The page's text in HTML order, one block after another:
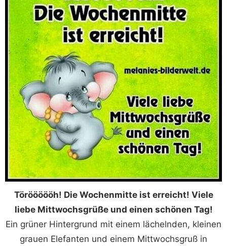
Töröööööh! Die Wochenmitte ist erreicht! Viele
liebe Mittwochsgrüße und einen schönen Tag!
Ein grüner Hintergrund mit einem lächelnden, kleinen
grauen Elefanten und einem Mittwochsgruß in